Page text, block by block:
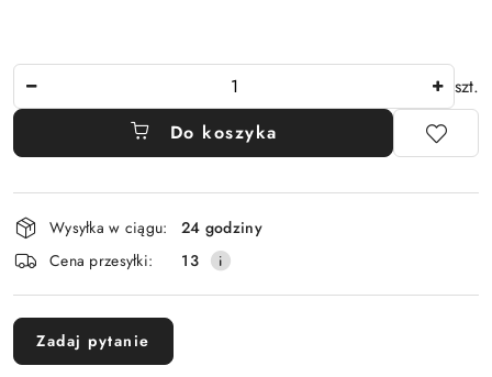
szt.
Do koszyka
Dostępność
i
dostawa
Wysyłka w ciągu:
24 godziny
Cena przesyłki:
13
Zadaj pytanie